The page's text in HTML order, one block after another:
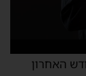
האחרון